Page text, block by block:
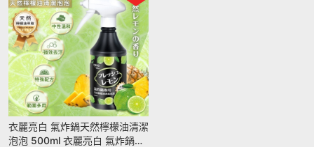
衣麗亮白 氣炸鍋天然檸檬油清潔
泡泡 500ml 衣麗亮白 氣炸鍋泡